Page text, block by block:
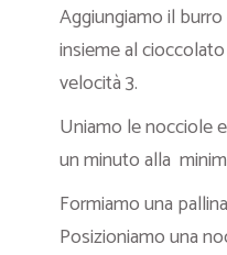
Aggiungiamo il
insieme al
velocità 3.
Uniamo le nocciole
un minuto alla
Formiamo una
Posizioniamo una